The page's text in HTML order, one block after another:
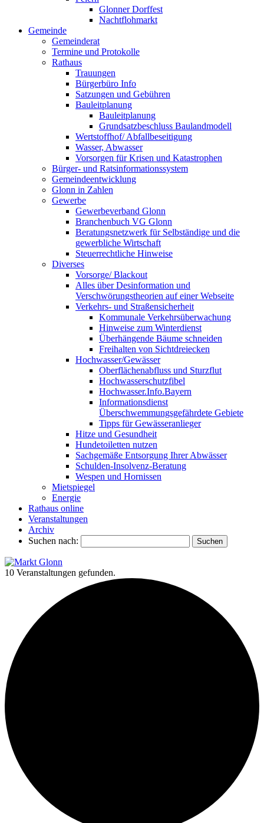
Glonner Dorffest
Nachtflohmarkt
Gemeinde
Gemeinderat
Termine und Protokolle
Rathaus
Trauungen
Bürgerbüro Info
Satzungen und Gebühren
Bauleitplanung
Bauleitplanung
Grundsatzbeschluss Baulandmodell
Wertstoffhof/ Abfallbeseitigung
Wasser, Abwasser
Vorsorgen für Krisen und Katastrophen
Bürger- und Ratsinformationssystem
Gemeindeentwicklung
Glonn in Zahlen
Gewerbe
Gewerbeverband Glonn
Branchenbuch VG Glonn
Beratungsnetzwerk für Selbständige und die
gewerbliche Wirtschaft
Steuerrechtliche Hinweise
Diverses
Vorsorge/ Blackout
Alles über Desinformation und
Verschwörungstheorien auf einer Webseite
Verkehrs- und Straßensicherheit
Kommunale Verkehrsüberwachung
Hinweise zum Winterdienst
Überhängende Bäume schneiden
Freihalten von Sichtdreiecken
Hochwasser/Gewässer
Oberflächenabfluss und Sturzflut
Hochwasserschutzfibel
Hochwasser.Info.Bayern
Informationsdienst
Überschwemmungsgefährdete Gebiete
Tipps für Gewässeranlieger
Hitze und Gesundheit
Hundetoiletten nutzen
Sachgemäße Entsorgung Ihrer Abwässer
Schulden-Insolvenz-Beratung
Wespen und Hornissen
Mietspiegel
Energie
Rathaus online
Veranstaltungen
Archiv
Suchen nach:
10 Veranstaltungen gefunden.